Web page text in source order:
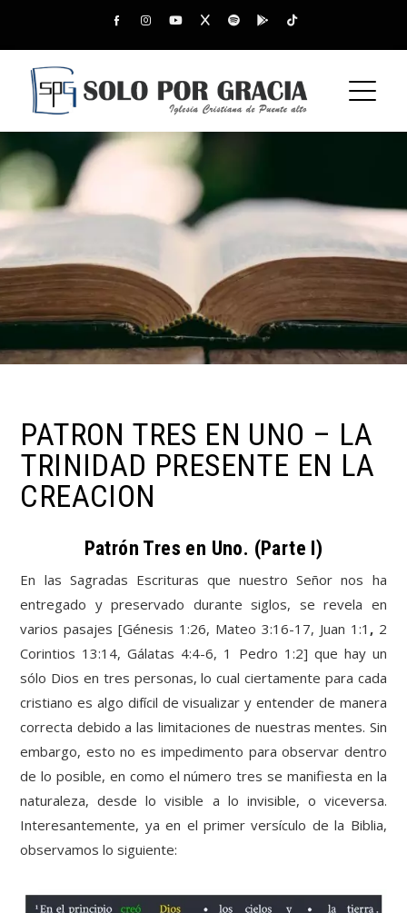
PATRON TRES EN UNO – LA
TRINIDAD PRESENTE EN LA
CREACION
Patrón Tres en Uno. (Parte I)
En las Sagradas Escrituras que nuestro Señor nos ha
entregado y preservado durante siglos, se revela en
varios pasajes [Génesis 1:26, Mateo 3:16-17, Juan 1:1 , 2
Corintios 13:14, Gálatas 4:4-6, 1 Pedro 1:2] que hay un
sólo Dios en tres personas, lo cual ciertamente para cada
cristiano es algo difícil de visualizar y entender de manera
correcta debido a las limitaciones de nuestras mentes. Sin
embargo, esto no es impedimento para observar dentro
de lo posible, en como el número tres se manifiesta en la
naturaleza, desde lo visible a lo invisible, o viceversa.
Interesantemente, ya en el primer versículo de la Biblia,
observamos lo siguiente: